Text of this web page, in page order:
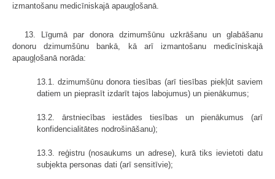
izmantošanu medicīniskajā apaugļošanā.
13. Līgumā par donora dzimumšūnu uzkrāšanu un glabāšanu
donoru dzimumšūnu bankā, kā arī izmantošanu medicīniskajā
apaugļošanā norāda:
13.1. dzimumšūnu donora tiesības (arī tiesības piekļūt saviem
datiem un pieprasīt izdarīt tajos labojumus) un pienākumus;
13.2. ārstniecības iestādes tiesības un pienākumus (arī
konfidencialitātes nodrošināšanu);
13.3. reģistru (nosaukums un adrese), kurā tiks ievietoti datu
subjekta personas dati (arī sensitīvie);